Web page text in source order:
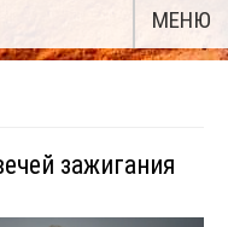
МЕНЮ
зажигания